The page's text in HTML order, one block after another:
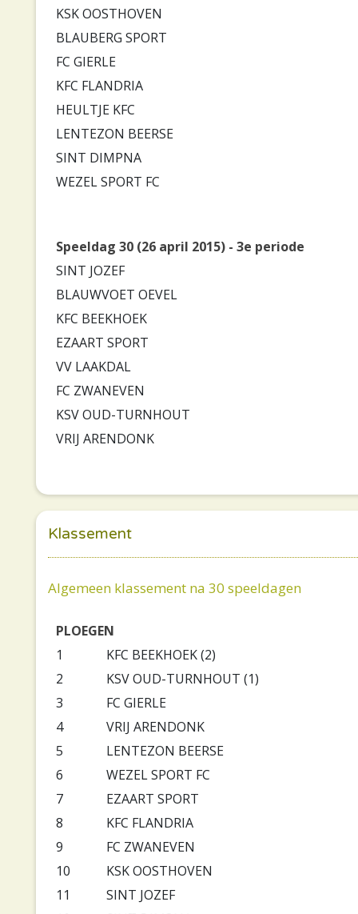
KSK OOSTHOVEN
BLAUBERG SPORT
FC GIERLE
KFC FLANDRIA
HEULTJE KFC
LENTEZON BEERSE
SINT DIMPNA
WEZEL SPORT FC
Speeldag 30 (26 april 2015) - 3e periode
SINT JOZEF
BLAUWVOET OEVEL
KFC BEEKHOEK
EZAART SPORT
VV LAAKDAL
FC ZWANEVEN
KSV OUD-TURNHOUT
VRIJ ARENDONK
Klassement
Algemeen klassement na 30 speeldagen
PLOEGEN
1
KFC BEEKHOEK (2)
2
KSV OUD-TURNHOUT (1)
3
FC GIERLE
4
VRIJ ARENDONK
5
LENTEZON BEERSE
6
WEZEL SPORT FC
7
EZAART SPORT
8
KFC FLANDRIA
9
FC ZWANEVEN
10
KSK OOSTHOVEN
11
SINT JOZEF